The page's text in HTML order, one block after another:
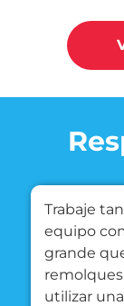
Trabaje
equipo
grande
utilizar